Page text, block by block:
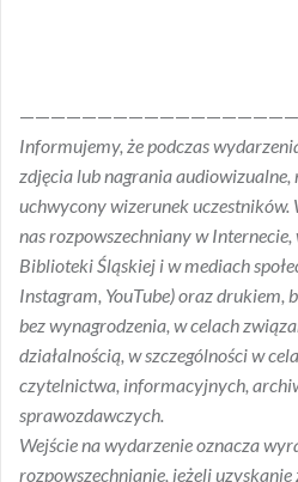
Informujemy, że podczas
zdjęcia lub nagrania
uchwycony wizerunek uczestników.
nas rozpowszechniany w
Biblioteki Śląskiej i w mediach
Instagram, YouTube) oraz drukiem,
bez wynagrodzenia, w celach
działalnością, w szczególności w
czytelnictwa, informacyjnych,
sprawozdawczych.
Wejście na wydarzenie oznacza
rozpowszechnianie, jeżeli uzyskanie